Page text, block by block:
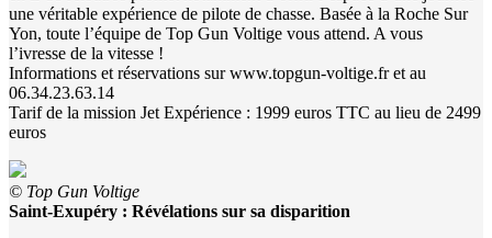
une véritable expérience de pilote de chasse. Basée à la Roche Sur
Yon, toute l’équipe de Top Gun Voltige vous attend. A vous
l’ivresse de la vitesse !
Informations et réservations sur www.topgun-voltige.fr et au
06.34.23.63.14
Tarif de la mission Jet Expérience : 1999 euros TTC au lieu de 2499
euros
© Top Gun Voltige
Saint-Exupéry : Révélations sur sa disparition